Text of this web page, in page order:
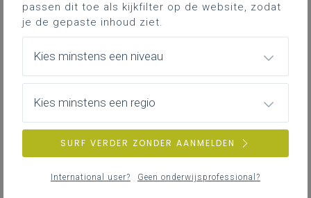
Je vindt hier adviezen en documenten die
je ondersteunen bij het organiseren en
begeleiden van werkplekleren in de
studierichting onthaal en recreatie.
Stage
passen dit toe als kijkfilter op de website, zodat
je de gepaste inhoud ziet.
Kies minstens een niveau
Kies minstens een regio
SURF VERDER ZONDER AANMELDEN
International user? Geen onderwijsprofessional?